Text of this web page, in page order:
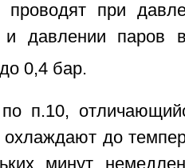
проводят при
давлении паров
до 0,4 бар.
п.10,
охлаждают до